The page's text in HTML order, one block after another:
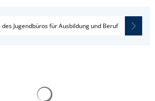
Jugendbüros für Ausbildung und Beruf